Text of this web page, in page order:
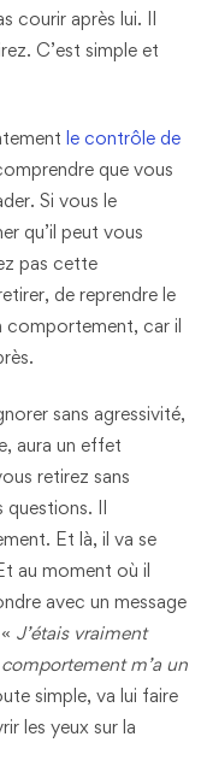
courir après lui. Il
C’est simple et
le contrôle de
que vous
Si vous le
qu’il peut vous
pas cette
de reprendre le
comportement, car il
sans agressivité,
aura un effet
retirez sans
Il
Et là, il va se
au moment où il
avec un message
J’étais vraiment
m’a un
simple, va lui faire
les yeux sur la